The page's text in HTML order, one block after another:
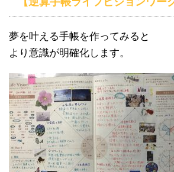
夢を叶える手帳を作ってみると
より意識が明確化します。